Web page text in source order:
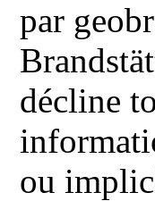
par
décline
ou